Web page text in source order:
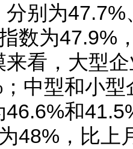
别为
为47.9%
来看，大型
中型和小
和
，比上